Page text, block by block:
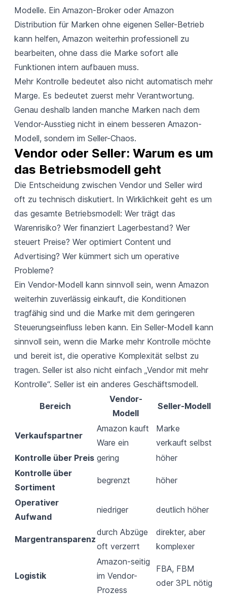
Modelle. Ein Amazon-Brokeroder Amazon
Distribution für Marken ohne eigenen Seller-Betrieb
kann helfen, Amazon weiterhin professionell zu
bearbeiten, ohne dass die Marke sofort alle
Funktionen intern aufbauen muss.
Mehr Kontrolle bedeutet also nicht automatisch mehr
Marge. Es bedeutet zuerst mehr Verantwortung.
Genau deshalb landen manche Marken nach dem
Vendor-Ausstieg nicht in einem besseren Amazon-
Modell, sondern im Seller-Chaos.
Vendor oder Seller: Warum es um
das Betriebsmodell geht
Die Entscheidung zwischen Vendor und Seller wird
oft zu technisch diskutiert. In Wirklichkeit geht es um
das gesamte Betriebsmodell: Wer trägt das
Warenrisiko? Wer finanziert Lagerbestand? Wer
steuert Preise? Wer optimiert Content und
Advertising? Wer kümmert sich um operative
Probleme?
Ein Vendor-Modell kann sinnvoll sein, wenn Amazon
weiterhin zuverlässig einkauft, die Konditionen
tragfähig sind und die Marke mit dem geringeren
Steuerungseinfluss leben kann. Ein Seller-Modell kann
sinnvoll sein, wenn die Marke mehr Kontrolle möchte
und bereit ist, die operative Komplexität selbst zu
tragen. Seller ist also nicht einfach „Vendor mit mehr
Kontrolle“. Seller ist ein anderes Geschäftsmodell.
Bereich
Vendor-
Modell
Seller-Modell
Verkaufspartner
Amazon kauft
Ware ein
Marke
verkauft selbst
Kontrolle über Preis gering
höher
Kontrolle über
Sortiment
begrenzt höher
Operativer
Aufwand
niedriger deutlich höher
Margentransparenz
durch Abzüge
oft verzerrt
direkter, aber
komplexer
Logistik
Amazon-seitig
im Vendor-
Prozess
FBA, FBM
oder 3PL nötig